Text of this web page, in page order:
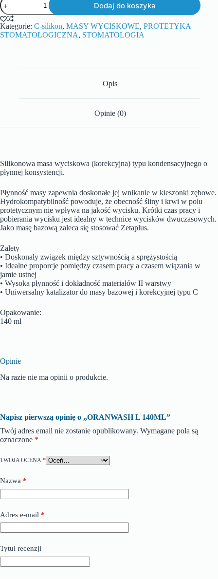
Dodaj do koszyka
Kategorie: C-silikon, MASY WYCISKOWE, PROTETYKA
STOMATOLOGICZNA, STOMATOLOGIA
Opis
Opinie (0)
Silikonowa masa wyciskowa (korekcyjna) typu kondensacyjnego o
płynnej konsystencji.
Płynność masy zapewnia doskonałe jej wnikanie w kieszonki zębowe.
Hydrokompatybilność powoduje, że obecność śliny i krwi w polu
protetycznym nie wpływa na jakość wycisku. Krótki czas pracy i
pobierania wycisku jest idealny w technice wycisków dwuczasowych.
Jako masę bazową zaleca się stosować Zetaplus.
Zalety
• Doskonały związek między sztywnością a sprężystością
• Idealne proporcje pomiędzy czasem pracy a czasem wiązania w
jamie ustnej
• Wysoka płynność i dokładność materiałów II warstwy
• Uniwersalny katalizator do masy bazowej i korekcyjnej typu C
Opakowanie:
140 ml
Opinie
Na razie nie ma opinii o produkcie.
Napisz pierwszą opinię o „ORANWASH L 140ML”
Twój adres email nie zostanie opublikowany. Wymagane pola są
oznaczone *
TWOJA OCENA *
Nazwa *
Adres e-mail *
Tytuł recenzji